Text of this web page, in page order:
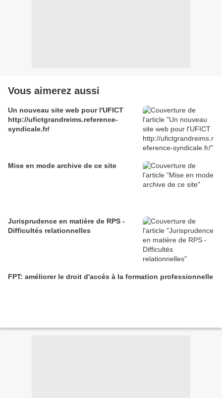
Vous aimerez aussi
Un nouveau site web pour l'UFICT
http://ufictgrandreims.reference-
syndicale.fr/
Mise en mode archive de ce site
Jurisprudence en matière de RPS -
Difficultés relationnelles
FPT: améliorer le droit d'accès à la formation professionnelle